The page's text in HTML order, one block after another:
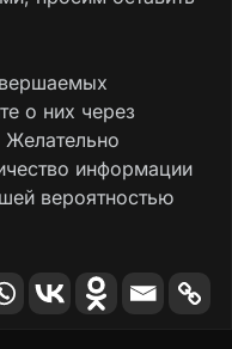
о них через
Желательно
информации
вероятностью